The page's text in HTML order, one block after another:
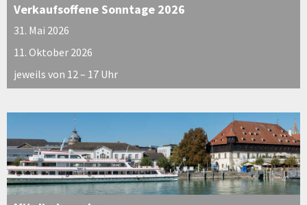
Verkaufsoffene Sonntage 2026
31. Mai 2026
11. Oktober 2026
jeweils von 12 – 17 Uhr